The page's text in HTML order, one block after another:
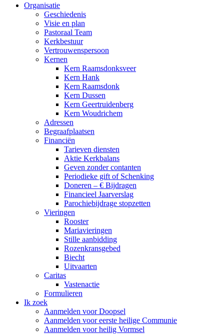
Organisatie
Geschiedenis
Visie en plan
Pastoraal Team
Kerkbestuur
Vertrouwenspersoon
Kernen
Kern Raamsdonksveer
Kern Hank
Kern Raamsdonk
Kern Dussen
Kern Geertruidenberg
Kern Woudrichem
Adressen
Begraafplaatsen
Financiën
Tarieven diensten
Aktie Kerkbalans
Geven zonder contanten
Periodieke gift of Schenking
Doneren – € Bijdragen
Financieel Jaarverslag
Parochiebijdrage stopzetten
Vieringen
Rooster
Mariavieringen
Stille aanbidding
Rozenkransgebed
Biecht
Uitvaarten
Caritas
Vastenactie
Formulieren
Ik zoek
Aanmelden voor Doopsel
Aanmelden voor eerste heilige Communie
Aanmelden voor heilig Vormsel